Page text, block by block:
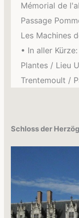
Mémorial de
Passage
Les Machines
• In aller
Plantes / Lieu
Trentemoult /
Schloss der